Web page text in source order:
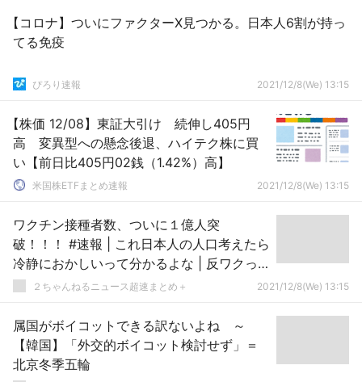
【コロナ】ついにファクターX見つかる。日本人6割が持っ
てる免疫
ぴろり速報 2021/12/8(We) 13:15
【株価 12/08】東証大引け 続伸し405円
高 変異型への懸念後退、ハイテク株に買
い【前日比405円02銭（1.42%）高】
米国株ETFまとめ速報 2021/12/8(We) 13:15
ワクチン接種者数、ついに１億人突
破！！！ #速報 | これ日本人の人口考えたら
冷静におかしいって分かるよな | 反ワクっ
て山本太郎以外で本当にいるのかな？w
２ちゃんねるニュース超速まとめ＋ 2021/12/8(We) 13:15
属国がボイコットできる訳ないよね ～
【韓国】「外交的ボイコット検討せず」＝
北京冬季五輪